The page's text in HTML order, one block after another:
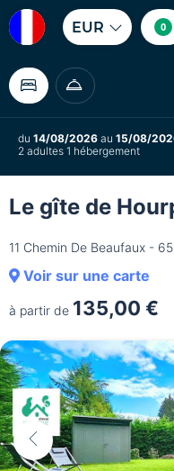
EUR 0
du 14/08/2026 au 15/08/
2 adultes 1 hébergement
Le gîte de
11 Chemin De Beaufaux -
Voir sur une carte
à partir de 135,00 €